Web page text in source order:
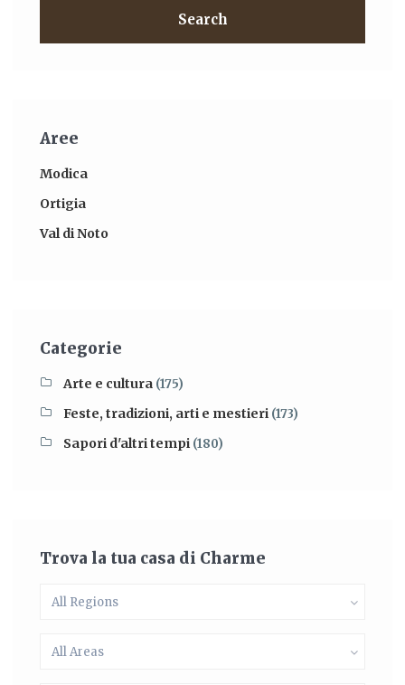
Search
Aree
Modica
Ortigia
Val di Noto
Categorie
Arte e cultura (175)
Feste, tradizioni, arti e mestieri (173)
Sapori d'altri tempi (180)
Trova la tua casa di Charme
All Regions
All Areas